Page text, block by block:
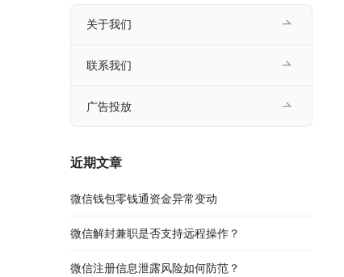
关于我们
联系我们
广告投放
近期文章
微信钱包零钱通资金异常变动
微信解封兼职是否支持远程操作？
微信注册信息泄露风险如何防范？